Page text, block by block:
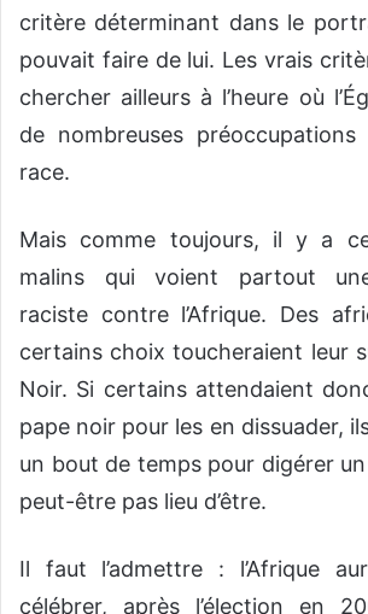
critère déterminant dans le
pouvait faire de lui. Les vrais
chercher ailleurs à l’heure où
de nombreuses
race.
Mais comme toujours, il y a
malins qui voient partout
raciste contre l’Afrique. Des
certains choix toucheraient leur
Noir. Si certains attendaient donc
pape noir pour les en dissuader,
un bout de temps pour digérer un
peut-être pas lieu d’être.
Il faut l’admettre : l’Afrique
célébrer, après l’élection en